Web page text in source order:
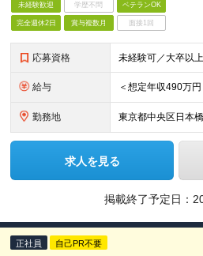
未経験歓迎 学歴不問 ベテランOK
完全週休2日 賞与複数月 面接1回
応募資格
給与
勤務地
求人を見る
掲載終了予定日：
正社員 自己PR不要